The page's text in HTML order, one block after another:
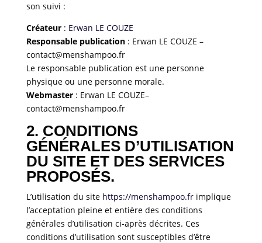
son suivi :
Créateur : Erwan LE COUZE
Responsable publication : Erwan LE COUZE –
contact@menshampoo.fr
Le responsable publication est une personne
physique ou une personne morale.
Webmaster : Erwan LE COUZE–
contact@menshampoo.fr
2. CONDITIONS
GÉNÉRALES D’UTILISATION
DU SITE ET DES SERVICES
PROPOSÉS.
L’utilisation du sitehttps://menshampoo.fr implique
l’acceptation pleine et entière des conditions
générales d’utilisation ci-après décrites. Ces
conditions d’utilisation sont susceptibles d’être